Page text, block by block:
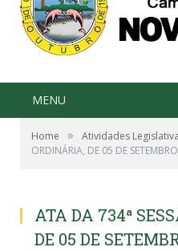
MENU
Home » Atividades
ORDINÁRIA, DE 05 DE
ATA DA 734ª
DE 05 DE